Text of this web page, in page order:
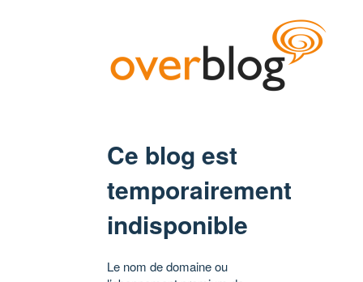
Ce blog est
temporairement
indisponible
Le nom de domaine ou